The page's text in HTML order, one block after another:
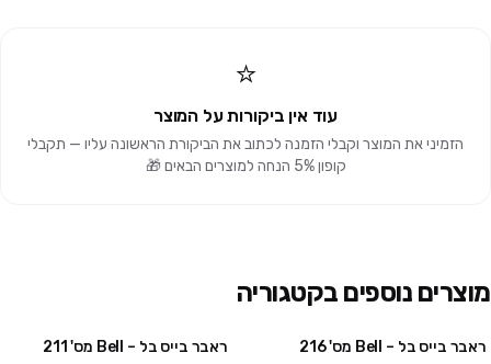
⭐
עוד אין ביקורות על המוצר
הזמיני את המוצר וקבלי הזמנה לכתוב את הביקורת הראשונה עליו — תקבלי
קופון 5% הנחה למוצרים הבאים 🎁
מוצרים נוספים בקטגוריה
ראבר בייס בל – Bell מס' 216 ראבר בייס בל – Bell מס' 211